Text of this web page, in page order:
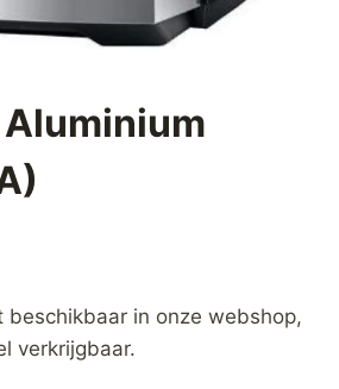
beschikbaar in onze webshop,
verkrijgbaar.